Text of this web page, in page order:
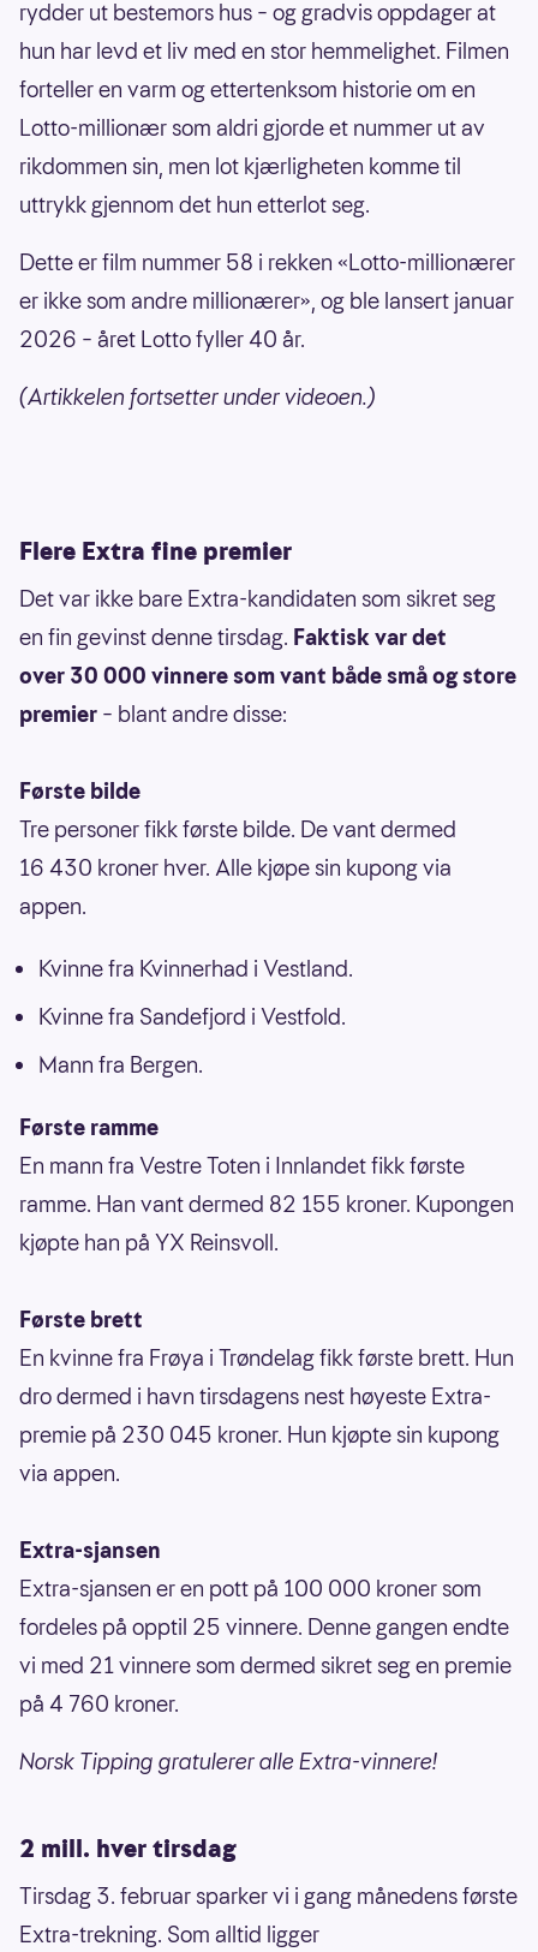
rydder ut bestemors hus – og gradvis oppdager at
hun har levd et liv med en stor hemmelighet. Filmen
forteller en varm og ettertenksom historie om en
Lotto-millionær som aldri gjorde et nummer ut av
rikdommen sin, men lot kjærligheten komme til
uttrykk gjennom det hun etterlot seg.
Dette er film nummer 58 i rekken «Lotto-millionærer
er ikke som andre millionærer», og ble lansert januar
2026 – året Lotto fyller 40 år.
(Artikkelen fortsetter under videoen.)
Flere Extra fine premier
Det var ikke bare Extra-kandidaten som sikret seg
en fin gevinst denne tirsdag. Faktisk var det
over 30 000 vinnere som vant både små og store
premier – blant andre disse:
Første bilde
Tre personer fikk første bilde. De vant dermed
16 430 kroner hver. Alle kjøpe sin kupong via
appen.
Kvinne fra Kvinnerhad i Vestland.
Kvinne fra Sandefjord i Vestfold.
Mann fra Bergen.
Første ramme
En mann fra Vestre Toten i Innlandet fikk første
ramme. Han vant dermed 82 155 kroner. Kupongen
kjøpte han på YX Reinsvoll.
Første brett
En kvinne fra Frøya i Trøndelag fikk første brett. Hun
dro dermed i havn tirsdagens nest høyeste Extra-
premie på 230 045 kroner. Hun kjøpte sin kupong
via appen.
Extra-sjansen
Extra-sjansen er en pott på 100 000 kroner som
fordeles på opptil 25 vinnere. Denne gangen endte
vi med 21 vinnere som dermed sikret seg en premie
på 4 760 kroner.
Norsk Tipping gratulerer alle Extra-vinnere!
2 mill. hver tirsdag
Tirsdag 3. februar sparker vi i gang månedens første
Extra-trekning. Som alltid ligger